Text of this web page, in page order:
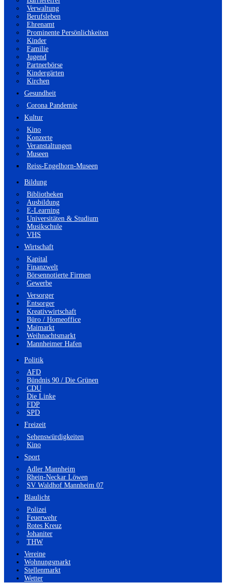
Verwaltung
Berufsleben
Ehrenamt
Prominente Persönlichkeiten
Kinder
Familie
Jugend
Partnerbörse
Kindergärten
Kirchen
Gesundheit
Corona Pandemie
Kultur
Kino
Konzerte
Veranstaltungen
Museen
Reiss-Engelhorn-Museen
Bildung
Bibliotheken
Ausbildung
E-Learning
Universitäten & Studium
Musikschule
VHS
Wirtschaft
Kapital
Finanzwelt
Börsennotierte Firmen
Gewerbe
Versorger
Entsorger
Kreativwirtschaft
Büro / Homeoffice
Maimarkt
Weihnachtsmarkt
Mannheimer Hafen
Politik
AFD
Bündnis 90 / Die Grünen
CDU
Die Linke
FDP
SPD
Freizeit
Sehenswürdigkeiten
Kino
Sport
Adler Mannheim
Rhein-Neckar Löwen
SV Waldhof Mannheim 07
Blaulicht
Polizei
Feuerwehr
Rotes Kreuz
Johaniter
THW
Vereine
Wohnungsmarkt
Stellenmarkt
Wetter